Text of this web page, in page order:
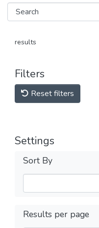
results
Filters
Reset filters
Settings
Sort By
Results per page